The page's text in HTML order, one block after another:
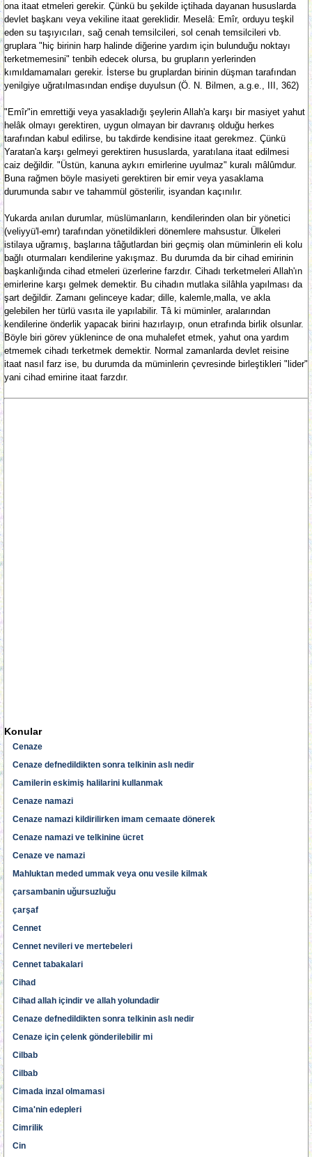
ona itaat etmeleri gerekir. Çünkü bu şekilde içtihada dayanan hususlarda
devlet başkanı veya vekiline itaat gereklidir. Meselâ: Emîr, orduyu teşkil
eden su taşıyıcıları, sağ cenah temsilcileri, sol cenah temsilcileri vb.
gruplara "hiç birinin harp halinde diğerine yardım için bulunduğu noktayı
terketmemesini" tenbih edecek olursa, bu grupların yerlerinden
kımıldamamaları gerekir. İsterse bu gruplardan birinin düşman tarafından
yenilgiye uğratılmasından endişe duyulsun (Ö. N. Bilmen, a.g.e., III, 362)
"Emîr"in emrettiği veya yasakladığı şeylerin Allah'a karşı bir masiyet yahut
helâk olmayı gerektiren, uygun olmayan bir davranış olduğu herkes
tarafından kabul edilirse, bu takdirde kendisine itaat gerekmez. Çünkü
Yaratan'a karşı gelmeyi gerektiren hususlarda, yaratılana itaat edilmesi
caiz değildir. "Üstün, kanuna aykırı emirlerine uyulmaz" kuralı mâlûmdur.
Buna rağmen böyle masiyeti gerektiren bir emir veya yasaklama
durumunda sabır ve tahammül gösterilir, isyandan kaçınılır.
Yukarda anılan durumlar, müslümanların, kendilerinden olan bir yönetici
(veliyyü'l-emr) tarafından yönetildikleri dönemlere mahsustur. Ülkeleri
istilaya uğramış, başlarına tâğutlardan biri geçmiş olan müminlerin eli kolu
bağlı oturmaları kendilerine yakışmaz. Bu durumda da bir cihad emirinin
başkanlığında cihad etmeleri üzerlerine farzdır. Cihadı terketmeleri Allah'ın
emirlerine karşı gelmek demektir. Bu cihadın mutlaka silâhla yapılması da
şart değildir. Zamanı gelinceye kadar; dille, kalemle,malla, ve akla
gelebilen her türlü vasıta ile yapılabilir. Tâ ki müminler, aralarından
kendilerine önderlik yapacak birini hazırlayıp, onun etrafında birlik olsunlar.
Böyle biri görev yüklenince de ona muhalefet etmek, yahut ona yardım
etmemek cihadı terketmek demektir. Normal zamanlarda devlet reisine
itaat nasıl farz ise, bu durumda da müminlerin çevresinde birleştikleri "lider"
yani cihad emirine itaat farzdır.
Konular
Cenaze
Cenaze defnedildikten sonra telkinin aslı nedir
Camilerin eskimiş halilarini kullanmak
Cenaze namazi
Cenaze namazi kildirilirken imam cemaate dönerek
Cenaze namazi ve telkinine ücret
Cenaze ve namazi
Mahluktan meded ummak veya onu vesile kilmak
çarsambanin uğursuzluğu
çarşaf
Cennet
Cennet nevileri ve mertebeleri
Cennet tabakalari
Cihad
Cihad allah içindir ve allah yolundadir
Cenaze defnedildikten sonra telkinin aslı nedir
Cenaze için çelenk gönderilebilir mi
Cilbab
Cilbab
Cimada inzal olmamasi
Cima'nin edepleri
Cimrilik
Cin